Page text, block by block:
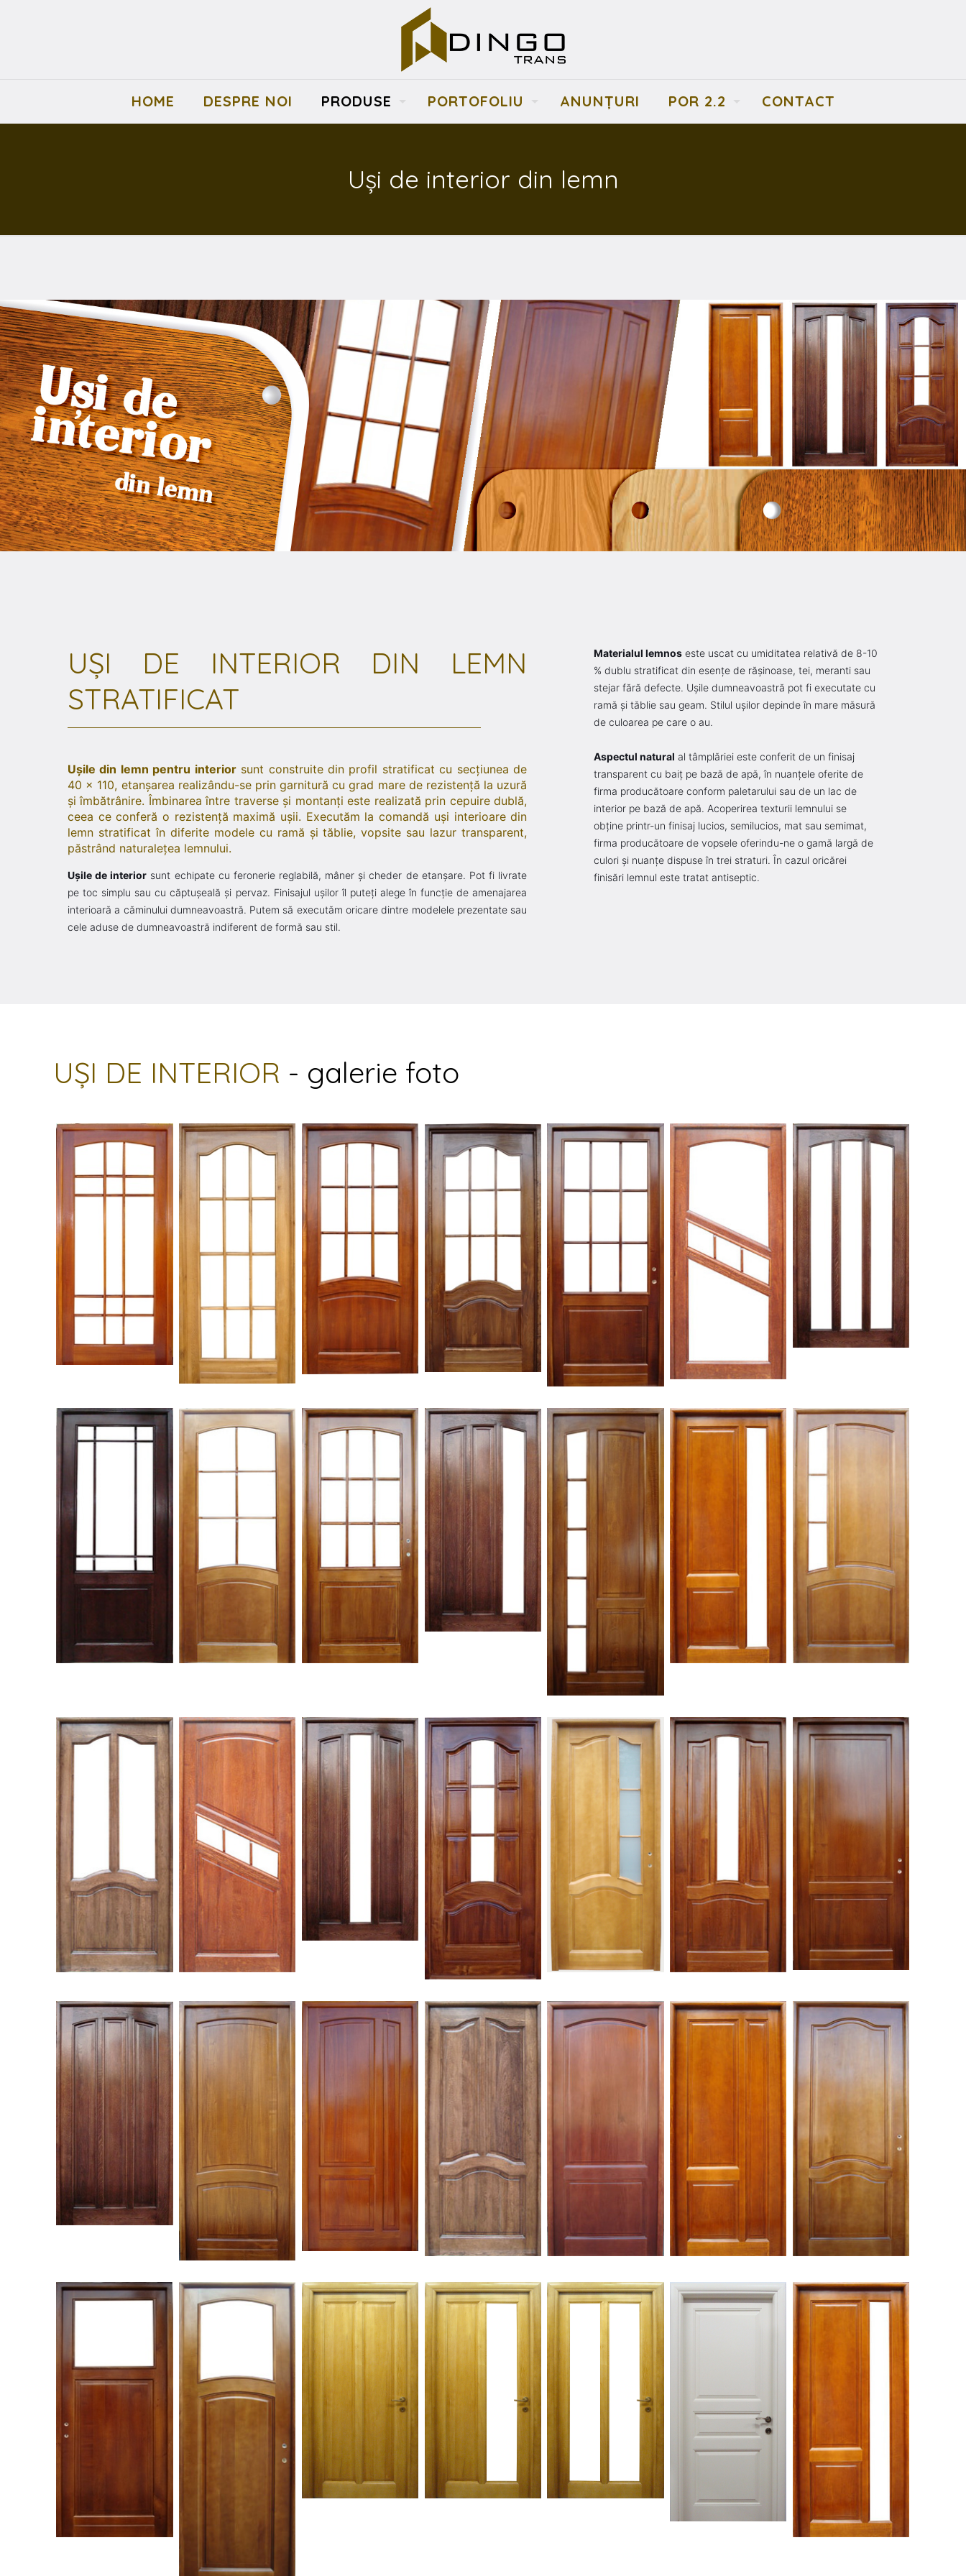
HOME DESPRE NOI PRODUSE PORTOFOLIU ANUNŢURI POR 2.2 CONTACT
Uşi de interior din lemn
UŞI DE INTERIOR DIN LEMN
STRATIFICAT
Uşile din lemn pentru interiorsunt construite din profil stratificat cu secţiunea de
40 x 110, etanşarea realizându-se prin garnitură cu grad mare de rezistenţă la uzură
şi îmbătrânire. Îmbinarea între traverse şi montanţi este realizată prin cepuire dublă,
ceea ce conferă o rezistenţă maximă uşii. Executăm la comandă uşi interioare din
lemn stratificat în diferite modele cu ramă şi tăblie, vopsite sau lazur transparent,
păstrând naturaleţea lemnului.
Uşile de interior sunt echipate cu feronerie reglabilă, mâner şi cheder de etanşare. Pot fi livrate
pe toc simplu sau cu căptuşeală şi pervaz. Finisajul uşilor îl puteţi alege în funcţie de amenajarea
interioară a căminului dumneavoastră. Putem să executăm oricare dintre modelele prezentate sau
cele aduse de dumneavoastră indiferent de formă sau stil.
Materialul lemnos este uscat cu umiditatea relativă de 8-10
% dublu stratificat din esenţe de răşinoase, tei, meranti sau
stejar fără defecte. Uşile dumneavoastră pot fi executate cu
ramă şi tăblie sau geam. Stilul uşilor depinde în mare măsură
de culoarea pe care o au.
Aspectul natural al tâmplăriei este conferit de un finisaj
transparent cu baiţ pe bază de apă, în nuanţele oferite de
firma producătoare conform paletarului sau de un lac de
interior pe bază de apă. Acoperirea texturii lemnului se
obţine printr-un finisaj lucios, semilucios, mat sau semimat,
firma producătoare de vopsele oferindu-ne o gamă largă de
culori şi nuanţe dispuse în trei straturi. În cazul oricărei
finisări lemnul este tratat antiseptic.
UŞI DE INTERIOR - galerie foto